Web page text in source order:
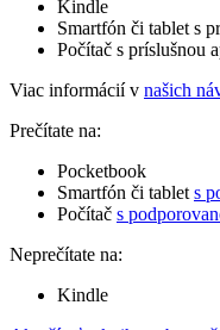
Kindle
Smartfón či tablet s
Počítač s príslušnou
Viac informácií v našich
Prečítate na:
Pocketbook
Smartfón či tablet s
Počítač s
Neprečítate na:
Kindle